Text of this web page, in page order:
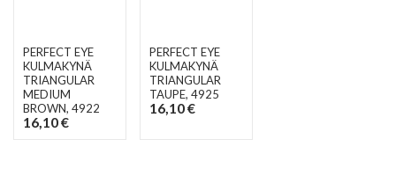
PERFECT EYE
KULMAKYNÄ
TRIANGULAR
MEDIUM
BROWN, 4922
16,10 €
PERFECT EYE
KULMAKYNÄ
TRIANGULAR
TAUPE, 4925
16,10 €